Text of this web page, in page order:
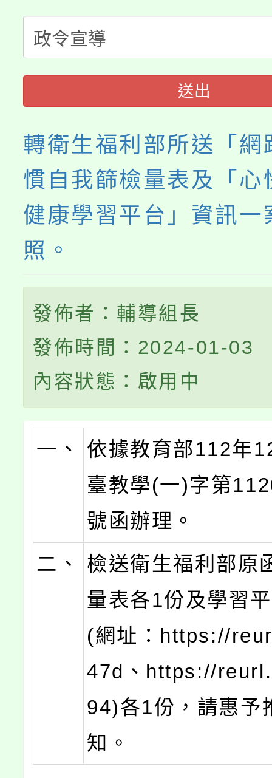
生本土語及新住民語歌
公告本校115學年度第
代理(課)教師甄選結果(
公告本校115學年度第
代理(課)教師甄選結果(
轉知中國文化大學推廣
《TA101》溝通分析基
程，歡迎學生輔導中心
心理、諮商輔導、社會
系所師生報名參加。
送出
轉衛生福利部所送「網
慣自我篩檢量表及「心
健康學習平台」資訊一
照。
發佈者：輔導組長
發佈時間：2024-01-03
內容狀態：啟用中
一、
依據教育部112年
臺教學(一)字第
號函辦理。
二、
檢送衛生福利部原
量表各1份及學習
(網址：https://
47d、https://
94)各1份，請惠予
知。